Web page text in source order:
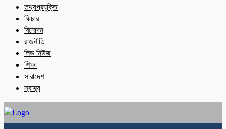
তথ্যপ্রযুক্তি
ফিচার
বিনোদন
রাজনীতি
লিড নিউজ
শিক্ষা
সারাদেশ
স্বাস্থ্য